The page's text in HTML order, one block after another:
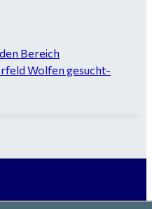
Bereich
Wolfen gesucht-